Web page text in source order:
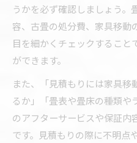
うかを必ず確認しましょう。
容、古畳の処分費、家具移動
目を細かくチェックすること
ができます。
また、「見積もりには家具
るか」「畳表や畳床の種類や
のアフターサービスや保証内
です。見積もりの際に不明点